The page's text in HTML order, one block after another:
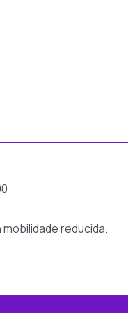
reducida.